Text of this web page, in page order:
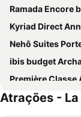
Ramada Encore by
Kyriad Direct
Nehô Suites
ibis budget Archamps
Première Classe
ibis Annemasse
Atrações -